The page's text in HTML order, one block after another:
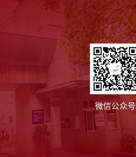
微信公众号